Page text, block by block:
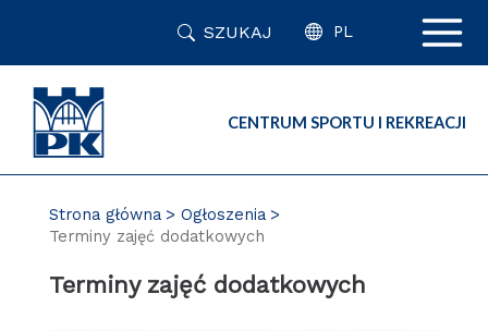
SZUKAJ PL
CENTRUM SPORTU I REKREACJI
Strona główna
Ogłoszenia
Terminy zajęć dodatkowych
Terminy zajęć dodatkowych